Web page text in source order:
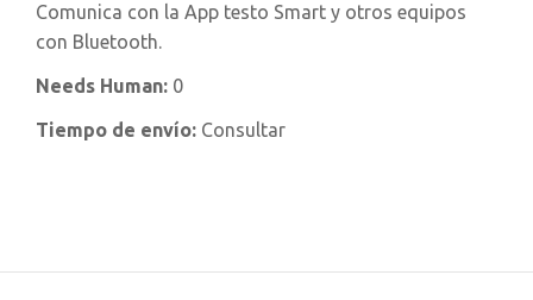
Comunica con la App testo Smart y otros equipos
con Bluetooth.
Needs Human: 0
Tiempo de envío: Consultar